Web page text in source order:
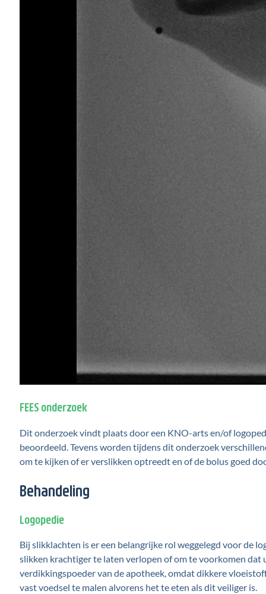
FEES onderzoek
Dit onderzoek vindt plaats door een KNO-arts en/of
beoordeeld. Tevens worden tijdens dit onderzoek
om te kijken of er verslikken optreedt en of de bolus goed
Behandeling
Logopedie
Bij slikklachten is er een belangrijke rol weggelegd voor de
slikken krachtiger te laten verlopen of om te voorkomen dat
verdikkingspoeder van de apotheek, omdat dikkere
vast voedsel te malen alvorens het te eten als dit veiliger is.